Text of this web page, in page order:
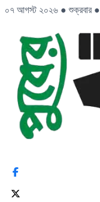
০৭ আগস্ট ২০২৬ ● শুক্রবার ●